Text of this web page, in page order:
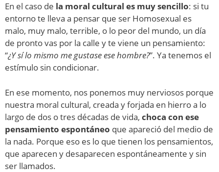
En el caso de la moral cultural es muy sencillo: si tu
entorno te lleva a pensar que ser Homosexual es
malo, muy malo, terrible, o lo peor del mundo, un día
de pronto vas por la calle y te viene un pensamiento:
“¿Y sí lo mismo me gustase ese hombre?”. Ya tenemos el
estímulo sin condicionar.
En ese momento, nos ponemos muy nerviosos porque
nuestra moral cultural, creada y forjada en hierro a lo
largo de dos o tres décadas de vida, choca con ese
pensamiento espontáneo que apareció del medio de
la nada. Porque eso es lo que tienen los pensamientos,
que aparecen y desaparecen espontáneamente y sin
ser llamados.